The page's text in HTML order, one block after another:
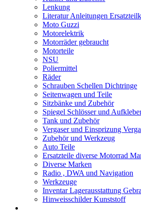
Lenkung
Literatur Anleitungen
Moto Guzzi
Motorelektrik
Motorräder gebraucht
Motorteile
NSU
Poliermittel
Räder
Schrauben Schellen Dichtringe
Seitenwagen und Teile
Sitzbänke und Zubehör
Spiegel Schlösser und
Tank und Zubehör
Vergaser und Einsprizung
Zubehör und Werkzeug
Auto Teile
Ersatzteile diverse Motorrad
Diverse Marken
Radio , DWA und Navigation
Werkzeuge
Inventar Lagerausstattung
Hinweisschilder Kunststoff